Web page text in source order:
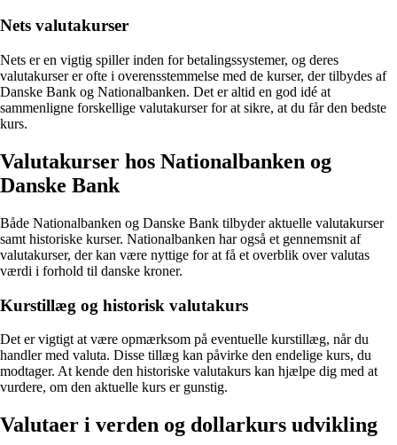
Nets valutakurser
Nets er en vigtig spiller inden for betalingssystemer, og deres
valutakurser er ofte i overensstemmelse med de kurser, der tilbydes af
Danske Bank og Nationalbanken. Det er altid en god idé at
sammenligne forskellige valutakurser for at sikre, at du får den bedste
kurs.
Valutakurser hos Nationalbanken og
Danske Bank
Både Nationalbanken og Danske Bank tilbyder aktuelle valutakurser
samt historiske kurser. Nationalbanken har også et gennemsnit af
valutakurser, der kan være nyttige for at få et overblik over valutas
værdi i forhold til danske kroner.
Kurstillæg og historisk valutakurs
Det er vigtigt at være opmærksom på eventuelle kurstillæg, når du
handler med valuta. Disse tillæg kan påvirke den endelige kurs, du
modtager. At kende den historiske valutakurs kan hjælpe dig med at
vurdere, om den aktuelle kurs er gunstig.
Valutaer i verden og dollarkurs udvikling